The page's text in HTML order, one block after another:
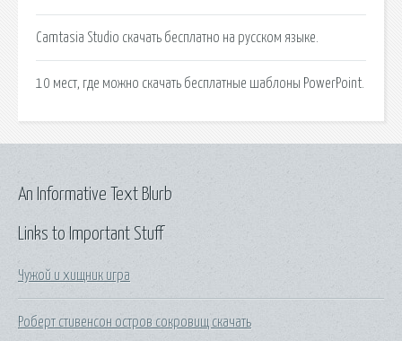
Camtasia Studio скачать бесплатно на русском языке.
10 мест, где можно скачать бесплатные шаблоны PowerPoint.
Links to Important Stuff
Чужой и хищник игра
Роберт стивенсон остров сокровищ скачать
An Informative Text Blurb